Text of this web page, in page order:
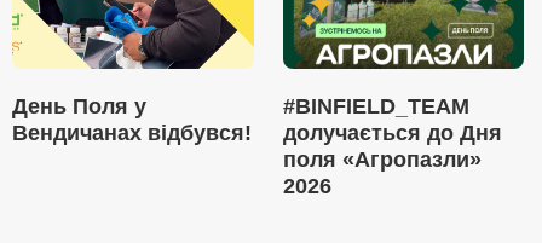
День Поля у
Вендичанах відбувся!
#BINFIELD_TEAM
долучається до Дня
поля «Агропазли»
2026